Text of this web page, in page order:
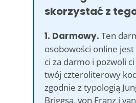
skorzystać z
1. Darmowy. Ten
osobowości online
ci za darmo i pozwoli
twój czteroliterowy
zgodnie z typologią
Briggsa, von Franz i